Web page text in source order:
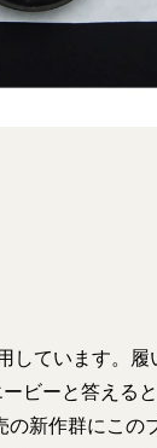
しています。
ビーと答える
新作群にこの